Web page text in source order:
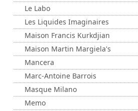
Le Labo
Les Liquides Imaginaires
Maison Francis Kurkdjian
Maison Martin Margiela's
Mancera
Marc-Antoine Barrois
Masque Milano
Memo